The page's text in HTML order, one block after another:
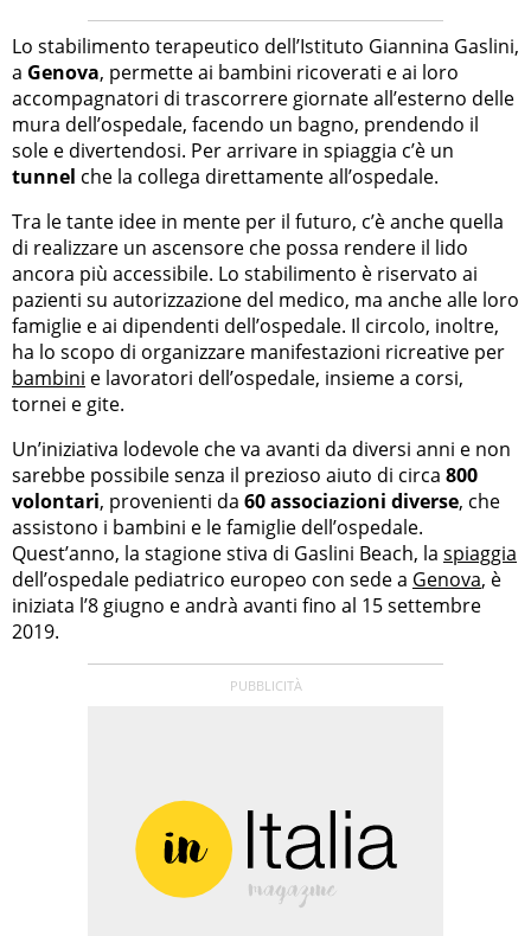
Lo stabilimento terapeutico dell’Istituto Giannina Gaslini,
a Genova, permette ai bambini ricoverati e ai loro
accompagnatori di trascorrere giornate all’esterno delle
mura dell’ospedale, facendo un bagno, prendendo il
sole e divertendosi. Per arrivare in spiaggia c’è un
tunnel che la collega direttamente all’ospedale.
Tra le tante idee in mente per il futuro, c’è anche quella
di realizzare un ascensore che possa rendere il lido
ancora più accessibile. Lo stabilimento è riservato ai
pazienti su autorizzazione del medico, ma anche alle loro
famiglie e ai dipendenti dell’ospedale. Il circolo, inoltre,
ha lo scopo di organizzare manifestazioni ricreative per
bambini e lavoratori dell’ospedale, insieme a corsi,
tornei e gite.
Un’iniziativa lodevole che va avanti da diversi anni e non
sarebbe possibile senza il prezioso aiuto di circa 800
volontari, provenienti da 60 associazioni diverse, che
assistono i bambini e le famiglie dell’ospedale.
Quest’anno, la stagione stiva di Gaslini Beach, la spiaggia
dell’ospedale pediatrico europeo con sede a Genova, è
iniziata l’8 giugno e andrà avanti fino al 15 settembre
2019.